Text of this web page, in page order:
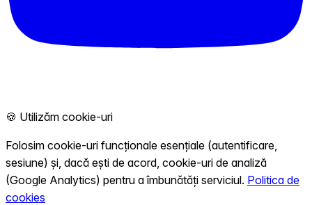
🍪 Utilizăm cookie-uri
Folosim cookie-uri funcționale esențiale (autentificare,
sesiune) și, dacă ești de acord, cookie-uri de analiză
(Google Analytics) pentru a îmbunătăți serviciul. Politica de
cookies